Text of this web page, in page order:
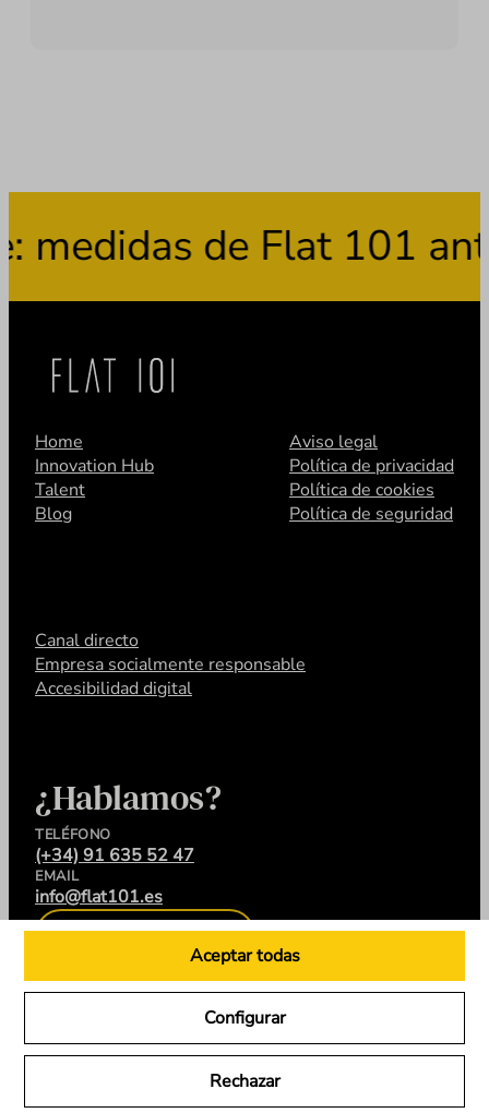
Configurar
Rechazar
Aceptar todas
de Flat 101
Home
Innovation Hub
Talent
Blog
Aviso legal
Política de privacidad
Política de cookies
Política de seguridad
Canal directo
Empresa socialmente responsable
Accesibilidad digital
¿Hablamos?
TELÉFONO
(+34) 91 635 52 47
EMAIL
info@flat101.es
CONTACTA
Flat 101 © 2026. Todos los derechos reservados.
LinkedInInstagramYouTube
X